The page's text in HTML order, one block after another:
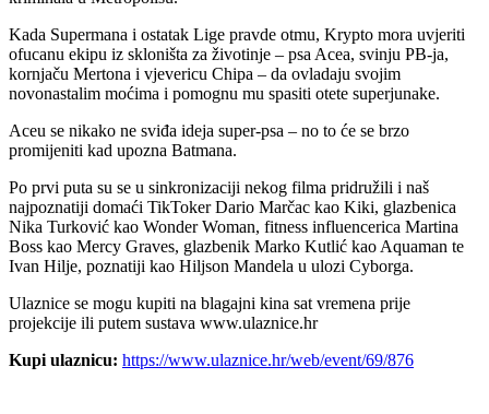
Kada Supermana i ostatak Lige pravde otmu, Krypto mora uvjeriti
ofucanu ekipu iz skloništa za životinje – psa Acea, svinju PB-ja,
kornjaču Mertona i vjevericu Chipa – da ovladaju svojim
novonastalim moćima i pomognu mu spasiti otete superjunake.
Aceu se nikako ne sviđa ideja super-psa – no to će se brzo
promijeniti kad upozna Batmana.
Po prvi puta su se u sinkronizaciji nekog filma pridružili i naš
najpoznatiji domaći TikToker Dario Marčac kao Kiki, glazbenica
Nika Turković kao Wonder Woman, fitness influencerica Martina
Boss kao Mercy Graves, glazbenik Marko Kutlić kao Aquaman te
Ivan Hilje, poznatiji kao Hiljson Mandela u ulozi Cyborga.
Ulaznice se mogu kupiti na blagajni kina sat vremena prije
projekcije ili putem sustava www.ulaznice.hr
Kupi ulaznicu: https://www.ulaznice.hr/web/event/69/876